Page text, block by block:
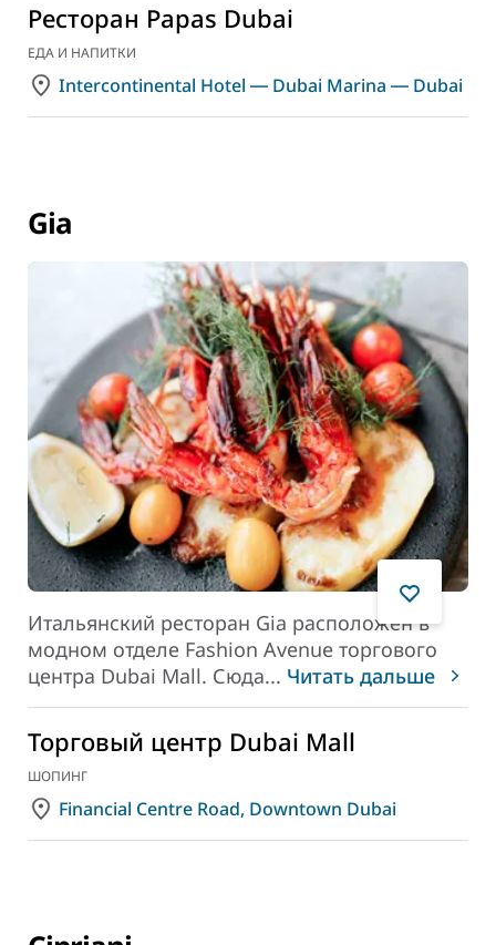
Ресторан Papas Dubai
ЕДА И НАПИТКИ
Intercontinental Hotel ― Dubai Marina ― Dubai
Gia
Итальянский ресторан Gia расположен в
модном отделе Fashion Avenue торгового
центра Dubai Mall. Сюда... Читать дальше
Торговый центр Dubai Mall
ШОПИНГ
Financial Centre Road, Downtown Dubai